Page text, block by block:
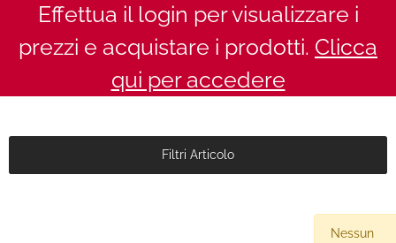
Effettua il login per visualizzare i
prezzi e acquistare i prodotti. Clicca
qui per accedere
Filtri Articolo
Nessun